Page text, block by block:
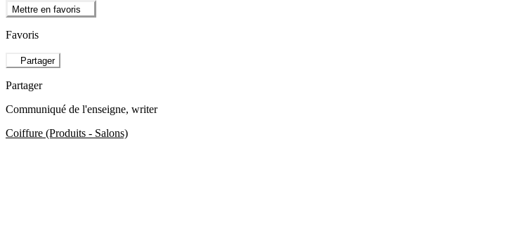
Mettre en favoris
Favoris
Partager
Partager
Communiqué de l'enseigne, writer
Coiffure (Produits - Salons)